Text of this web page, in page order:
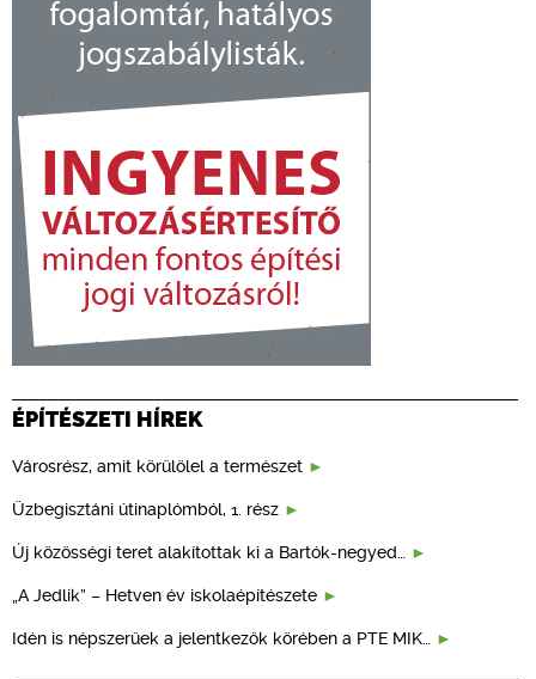
ÉPÍTÉSZETI HÍREK
Városrész, amit körülölel a természet
Üzbegisztáni útinaplómból, 1. rész
Új közösségi teret alakítottak ki a Bartók-negyed…
„A Jedlik” – Hetven év iskolaépítészete
Idén is népszerűek a jelentkezők körében a PTE MIK…